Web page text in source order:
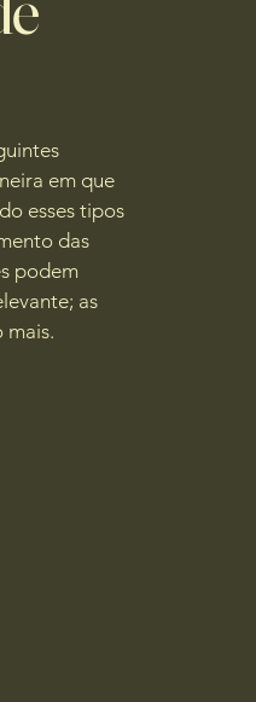
em que
esses tipos
das
podem
as
mais.